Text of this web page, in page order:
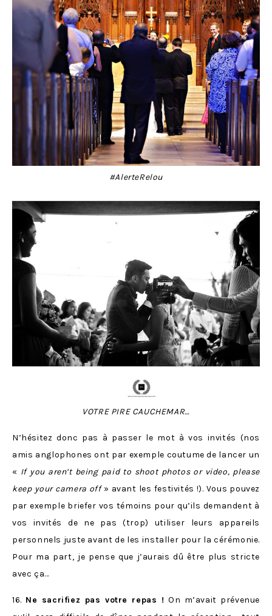
#AlerteRelou
VOTRE PIRE CAUCHEMAR…
N’hésitez donc pas à passer le mot à vos invités (nos
amis anglophones ont par exemple coutume de lancer un
« If you aren’t being paid to shoot photos or video, please
keep your camera off» avant les festivités !). Vous pouvez
par exemple briefer vos témoins pour qu’ils demandent à
vos invités de ne pas (trop) utiliser leurs appareils
personnels juste avant de les installer pour la cérémonie.
Pour ma part, je pense que j’aurais dû être plus stricte
avec ça…
16. Ne sacrifiez pas votre repas ! On m’avait prévenue